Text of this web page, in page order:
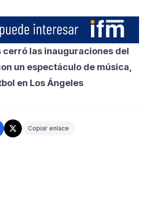
cerró las inauguraciones del
un espectáculo de música,
en Los Ángeles
Copiar enlace